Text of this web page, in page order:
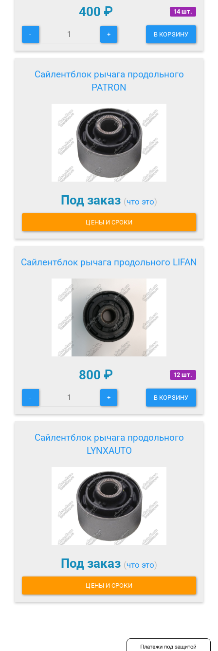
14 шт.
400 ₽
- + В КОРЗИНУ
Сайлентблок рычага продольного
PATRON
Под заказ (что это)
ЦЕНЫ И СРОКИ
Сайлентблок рычага продольного LIFAN
12 шт.
800 ₽
- + В КОРЗИНУ
Сайлентблок рычага продольного
LYNXAUTO
Под заказ (что это)
ЦЕНЫ И СРОКИ